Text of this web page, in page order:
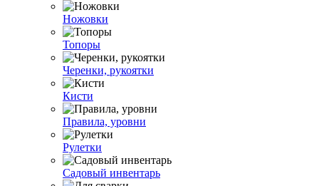
Ножовки
Топоры
Черенки, рукоятки
Кисти
Правила, уровни
Рулетки
Садовый инвентарь